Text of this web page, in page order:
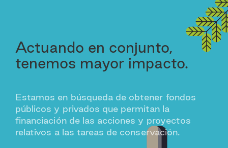
Actuando en conjunto,
tenemos mayor impacto.
Estamos en búsqueda de obtener fondos
públicos y privados que permitan la
financiación de las acciones y proyectos
relativos a las tareas de conservación.